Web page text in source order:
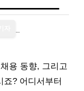
용 동향, 그리고
죠? 어디서부터